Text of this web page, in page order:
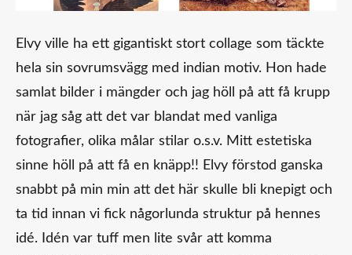
Elvy ville ha ett gigantiskt stort collage som täckte
hela sin sovrumsvägg med indian motiv. Hon hade
samlat bilder i mängder och jag höll på att få krupp
när jag såg att det var blandat med vanliga
fotografier, olika målar stilar o.s.v. Mitt estetiska
sinne höll på att få en knäpp!! Elvy förstod ganska
snabbt på min min att det här skulle bli knepigt och
ta tid innan vi fick någorlunda struktur på hennes
idé. Idén var tuff men lite svår att komma